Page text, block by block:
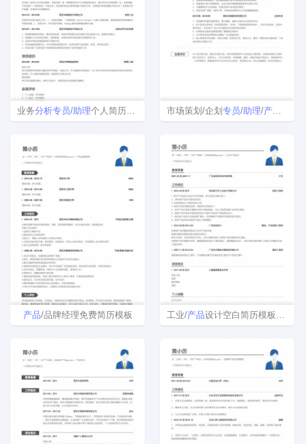
业务分析专员/助理个人简历模板范文 市场策划/企划 专员/助理/产品
产品/品牌经理免费简历模板 工业/产品设计空白简历模板下载